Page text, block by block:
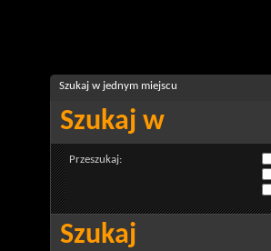
Szukaj w jednym miejscu
Szukaj w
Przeszukaj:
Szukaj